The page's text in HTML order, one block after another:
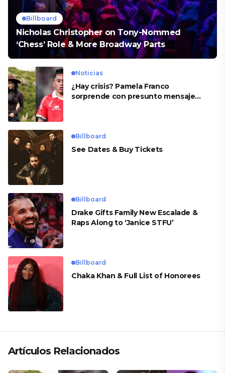
Billboard
Nicholas Christopher on Tony-Nommed
‘Chess’ Role & More Broadway Parts
Noticias
¿Hay crisis? Pamela Franco
sorprende con presunto mensaje
Billboard
See Dates & Buy Tickets
Billboard
Drake Gifts Family New Escalade &
Raps Along to ‘Janice STFU’
Billboard
Chaka Khan & Full List of Honorees
Artículos Relacionados